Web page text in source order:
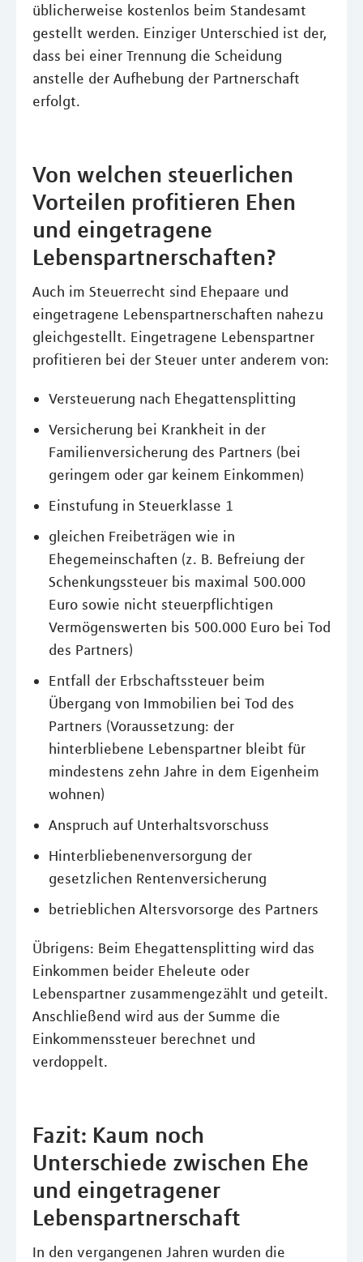
üblicherweise kostenlos beim Standesamt
gestellt werden. Einziger Unterschied ist der,
dass bei einer Trennung die Scheidung
anstelle der Aufhebung der Partnerschaft
erfolgt.
Von welchen steuerlichen
Vorteilen profitieren Ehen
und eingetragene
Lebenspartnerschaften?
Auch im Steuerrecht sind Ehepaare und
eingetragene Lebenspartnerschaften nahezu
gleichgestellt. Eingetragene Lebenspartner
profitieren bei der Steuer unter anderem von:
Versteuerung nach Ehegattensplitting
Versicherung bei Krankheit in der
Familienversicherung des Partners (bei
geringem oder gar keinem Einkommen)
Einstufung in Steuerklasse 1
gleichen Freibeträgen wie in
Ehegemeinschaften (z. B. Befreiung der
Schenkungssteuer bis maximal 500.000
Euro sowie nicht steuerpflichtigen
Vermögenswerten bis 500.000 Euro bei Tod
des Partners)
Entfall der Erbschaftssteuer beim
Übergang von Immobilien bei Tod des
Partners (Voraussetzung: der
hinterbliebene Lebenspartner bleibt für
mindestens zehn Jahre in dem Eigenheim
wohnen)
Anspruch auf Unterhaltsvorschuss
Hinterbliebenenversorgung der
gesetzlichen Rentenversicherung
betrieblichen Altersvorsorge des Partners
Übrigens: Beim Ehegattensplitting wird das
Einkommen beider Eheleute oder
Lebenspartner zusammengezählt und geteilt.
Anschließend wird aus der Summe die
Einkommenssteuer berechnet und
verdoppelt.
Fazit: Kaum noch
Unterschiede zwischen Ehe
und eingetragener
Lebenspartnerschaft
In den vergangenen Jahren wurden die